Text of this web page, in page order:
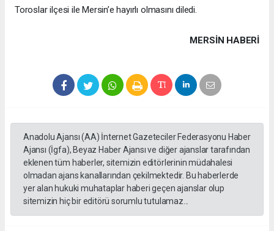
Toroslar ilçesi ile Mersin’e hayırlı olmasını diledi.
MERSIN HABERİ
Anadolu Ajansı (AA) İnternet Gazeteciler Federasyonu Haber
Ajansı (İgfa), Beyaz Haber Ajansı ve diğer ajanslar tarafından
eklenen tüm haberler, sitemizin editörlerinin müdahalesi
olmadan ajans kanallarından çekilmektedir. Bu haberlerde
yer alan hukuki muhataplar haberi geçen ajanslar olup
sitemizin hiç bir editörü sorumlu tutulamaz...